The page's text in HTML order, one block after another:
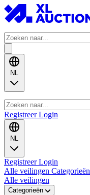
NL
RegistreerLogin
NL
RegistreerLogin
Alle veilingen Categorieën
Alle veilingen
Categorieën